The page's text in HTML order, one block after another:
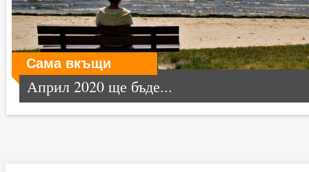
Сама вкъщи
Април 2020 ще бъде...